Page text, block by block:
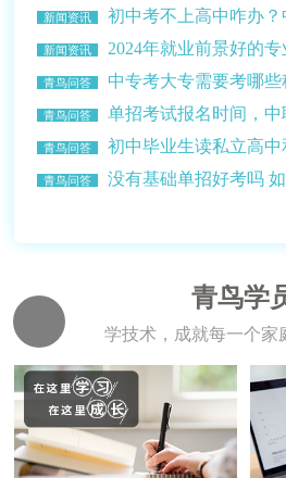
新闻资讯
初中考不上高中咋办
何选择学校？
新闻资讯
2024年就业前景好的
比较好赚钱多？
青鸟问答
中专考大专需要考哪
的条件介绍）
青鸟问答
单招考试报名时间，
乎升学读大学
青鸟问答 初中毕业生读私立高
青鸟问答
没有基础单招好考吗
青鸟学
学技术，成就每一个家